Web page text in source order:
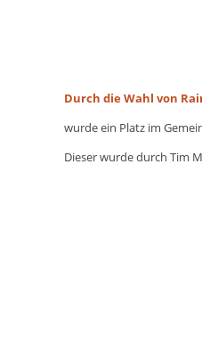
Durch die Wahl von
wurde ein Platz im
Dieser wurde durch Tim